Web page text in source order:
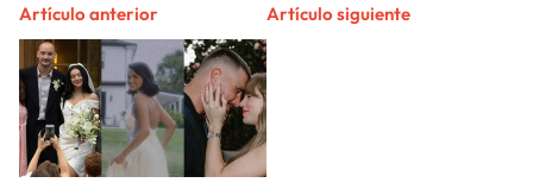
Artículo anterior Artículo siguiente